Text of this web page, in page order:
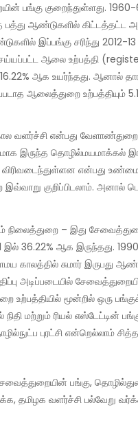
பங்கு குறைந்துள்ளது.
பத்து ஆண்டுகளில் கிட்டத்தட்ட
இப்பங்கு சரிந்து 2012-
ஆலை உற்பத்தி
ஆக உயர்ந்தது. ஆனால்
ஆலைத்துறை உற்பத்தியும்
இருந்த தொழில்மயமாக்கல்
என்பது
குறிப்பிடலாம்.
இல் 36.22% ஆக இருந்தது.
காலத்தில் சுமார் இருபது
அடிப்படையில் சேவைத்துறையின்
உற்பத்தியில் மூன்றில் ஒரு
மற்றும் ரியல் எஸ்டேட்டின்
புரட்சி என்றெல்லாம்
தமிழக வளர்ச்சி பல்வேறு